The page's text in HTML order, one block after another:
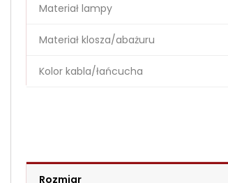
Materiał lampy
Materiał klosza/abażuru
Kolor kabla/łańcucha
Rozmiar